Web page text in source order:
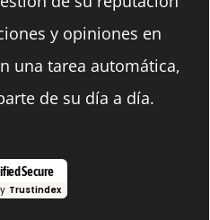
y opiniones en
una tarea automática,
de su día a día.
Secure
Trustindex